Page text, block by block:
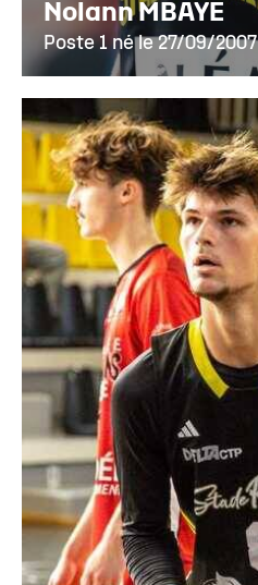
Nolann MBAYE
Poste 1 né le 27/09/2007